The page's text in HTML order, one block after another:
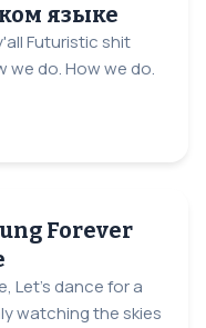
языке
Futuristic shit
we do. How we do.
Forever
Let's dance for a
watching the skies